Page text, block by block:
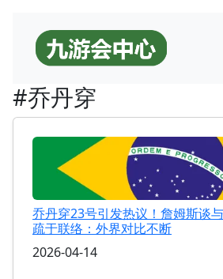
#乔丹穿
乔丹穿23号引发热议！詹姆斯谈
疏于联络：外界对比不断
2026-04-14